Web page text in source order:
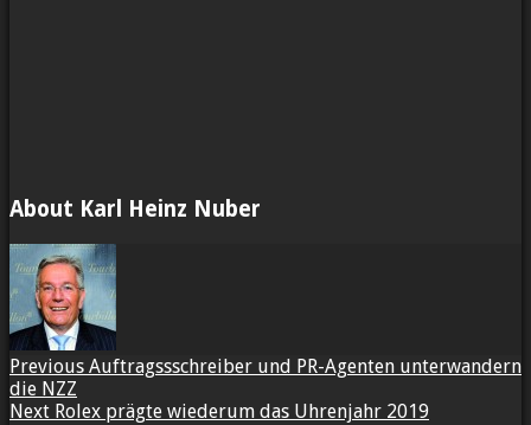
About Karl Heinz Nuber
Previous Auftragssschreiber und PR-Agenten unterwandern
die NZZ
Next Rolex prägte wiederum das Uhrenjahr 2019